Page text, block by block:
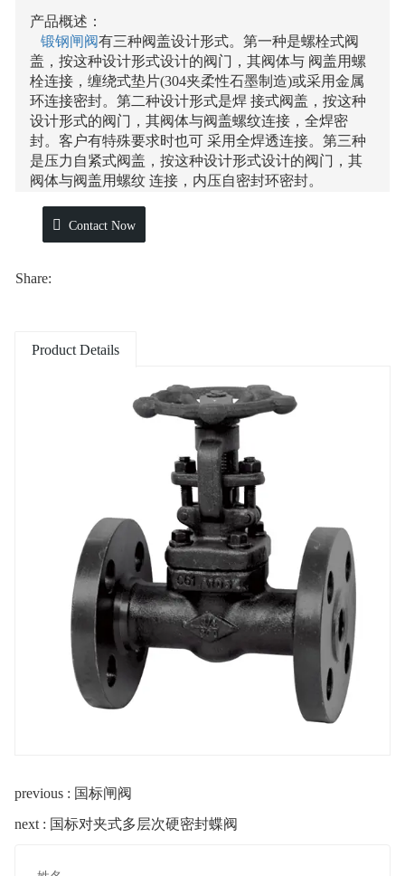
产品概述：
锻钢闸阀有三种阀盖设计形式。第一种是螺栓式阀
盖，按这种设计形式设计的阀门，其阀体与 阀盖用螺
栓连接，缠绕式垫片(304夹柔性石墨制造)或采用金属
环连接密封。第二种设计形式是焊 接式阀盖，按这种
设计形式的阀门，其阀体与阀盖螺纹连接，全焊密
封。客户有特殊要求时也可 采用全焊透连接。第三种
是压力自紧式阀盖，按这种设计形式设计的阀门，其
阀体与阀盖用螺纹 连接，内压自密封环密封。
全径或缩径；
明杆支架式(OS&Y)
螺栓连接、缠绕垫片密封式阀盖；
产品标准：
承插端符合ASME B16.11;
螺纹连接端(NPT) 符合ANSI/ASME B1.20.1;
Contact Now
Share:
Product Details
previous : 国标闸阀
next : 国标对夹式多层次硬密封蝶阀